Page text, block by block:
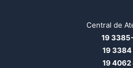
Central de
19
19
19